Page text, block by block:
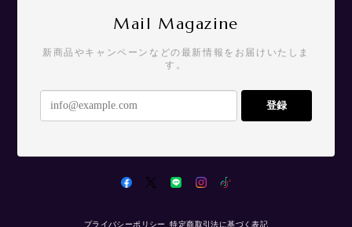
Mail Magazine
新商品やキャンペーンなどの最新情報をお届けいたしま
す。
登録
プライバシーポリシー 特定商取引法に基づく表記